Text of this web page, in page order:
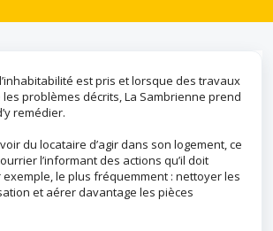
est pris et lorsque des travaux
problèmes décrits, La Sambrienne prend
remédier.
du locataire d’agir dans son logement, ce
l’informant des actions qu’il doit
le plus fréquemment : nettoyer les
et aérer davantage les pièces